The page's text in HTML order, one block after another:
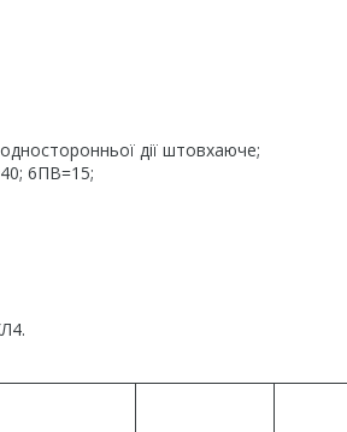
дії штовхаюче;
6ПВ=15;